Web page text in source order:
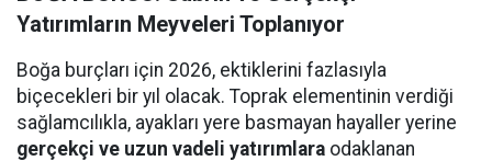
Yatırımların Meyveleri Toplanıyor
Boğa burçları için 2026, ektiklerini fazlasıyla
biçecekleri bir yıl olacak. Toprak elementinin verdiği
sağlamcılıkla, ayakları yere basmayan hayaller yerine
gerçekçi ve uzun vadeli yatırımlara odaklanan